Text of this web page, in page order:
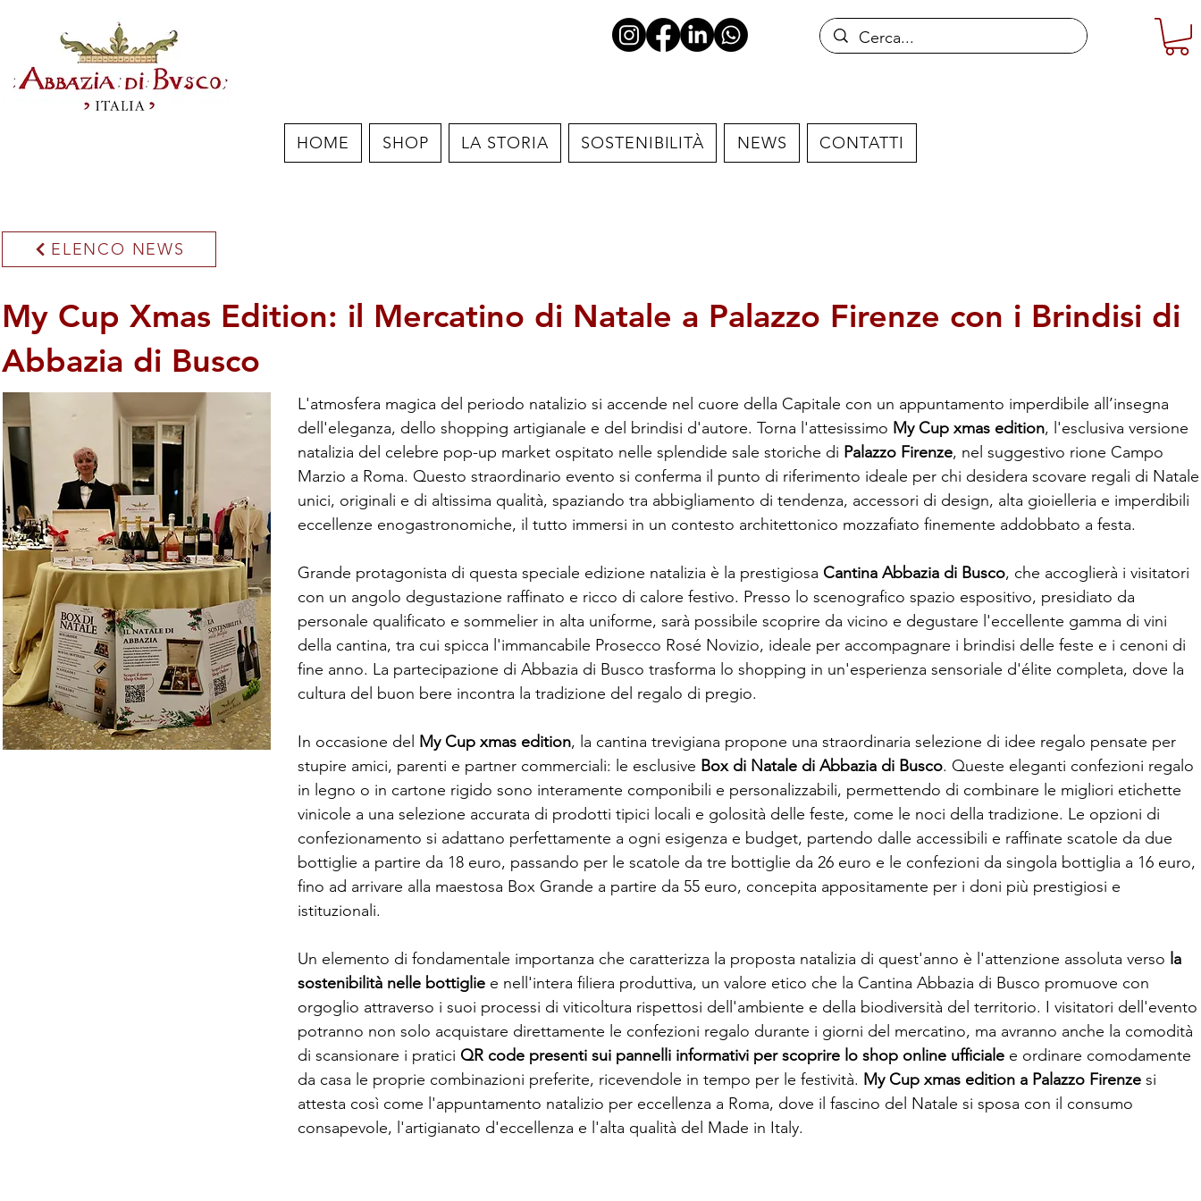
HOME SHOP LA STORIA SOSTENIBILITÀ NEWS CONTATTI
ELENCO NEWS
My Cup Xmas Edition: il Mercatino di Natale a Palazzo Firenze con i Brindisi di
Abbazia di Busco
L'atmosfera magica del periodo natalizio si accende nel cuore della Capitale con un appuntamento imperdibile all’insegna
dell'eleganza, dello shopping artigianale e del brindisi d'autore. Torna l'attesissimo My Cup xmas edition, l'esclusiva versione
natalizia del celebre pop-up market ospitato nelle splendide sale storiche di Palazzo Firenze, nel suggestivo rione Campo
Marzio a Roma. Questo straordinario evento si conferma il punto di riferimento ideale per chi desidera scovare regali di Natale
unici, originali e di altissima qualità, spaziando tra abbigliamento di tendenza, accessori di design, alta gioielleria e imperdibili
eccellenze enogastronomiche, il tutto immersi in un contesto architettonico mozzafiato finemente addobbato a festa.
Grande protagonista di questa speciale edizione natalizia è la prestigiosa Cantina Abbazia di Busco, che accoglierà i visitatori
con un angolo degustazione raffinato e ricco di calore festivo. Presso lo scenografico spazio espositivo, presidiato da
personale qualificato e sommelier in alta uniforme, sarà possibile scoprire da vicino e degustare l'eccellente gamma di vini
della cantina, tra cui spicca l'immancabile Prosecco Rosé Novizio, ideale per accompagnare i brindisi delle feste e i cenoni di
fine anno. La partecipazione di Abbazia di Busco trasforma lo shopping in un'esperienza sensoriale d'élite completa, dove la
cultura del buon bere incontra la tradizione del regalo di pregio.
In occasione del My Cup xmas edition, la cantina trevigiana propone una straordinaria selezione di idee regalo pensate per
stupire amici, parenti e partner commerciali: le esclusive Box di Natale di Abbazia di Busco. Queste eleganti confezioni regalo
in legno o in cartone rigido sono interamente componibili e personalizzabili, permettendo di combinare le migliori etichette
vinicole a una selezione accurata di prodotti tipici locali e golosità delle feste, come le noci della tradizione. Le opzioni di
confezionamento si adattano perfettamente a ogni esigenza e budget, partendo dalle accessibili e raffinate scatole da due
bottiglie a partire da 18 euro, passando per le scatole da tre bottiglie da 26 euro e le confezioni da singola bottiglia a 16 euro,
fino ad arrivare alla maestosa Box Grande a partire da 55 euro, concepita appositamente per i doni più prestigiosi e
istituzionali.
Un elemento di fondamentale importanza che caratterizza la proposta natalizia di quest'anno è l'attenzione assoluta verso la
sostenibilità nelle bottiglie e nell'intera filiera produttiva, un valore etico che la Cantina Abbazia di Busco promuove con
orgoglio attraverso i suoi processi di viticoltura rispettosi dell'ambiente e della biodiversità del territorio. I visitatori dell'evento
potranno non solo acquistare direttamente le confezioni regalo durante i giorni del mercatino, ma avranno anche la comodità
di scansionare i pratici QR code presenti sui pannelli informativi per scoprire lo shop online ufficiale e ordinare comodamente
da casa le proprie combinazioni preferite, ricevendole in tempo per le festività. My Cup xmas edition a Palazzo Firenze si
attesta così come l'appuntamento natalizio per eccellenza a Roma, dove il fascino del Natale si sposa con il consumo
consapevole, l'artigianato d'eccellenza e l'alta qualità del Made in Italy.